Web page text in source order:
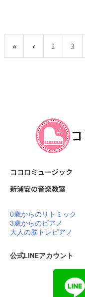
« ‹ 2 3
ココロミュージック
新浦安の音楽教室
0歳からのリトミック
3歳からのピアノ
大人の脳トレピアノ
公式LINEアカウント